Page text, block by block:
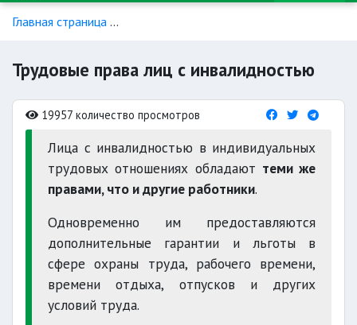
Главная страница
Трудовые права лиц с инвалидностью
19957 количество просмотров
Лица с инвалидностью в индивидуальных
трудовых отношениях обладают теми же
правами, что и другие работники.
Одновременно им предоставляются
дополнительные гарантии и льготы в
сфере охраны труда, рабочего времени,
времени отдыха, отпусков и других
условий труда.